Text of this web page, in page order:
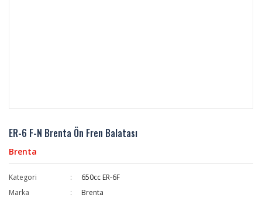
ER-6 F-N Brenta Ön Fren Balatası
Brenta
Kategori
650cc ER-6F
Marka
Brenta